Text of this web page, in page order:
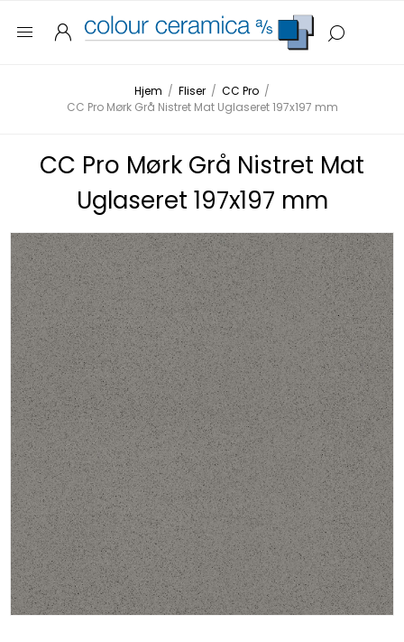
Hjem / Fliser / CC Pro /
CC Pro Mørk Grå Nistret Mat Uglaseret 197x197 mm
CC Pro Mørk Grå Nistret Mat
Uglaseret 197x197 mm